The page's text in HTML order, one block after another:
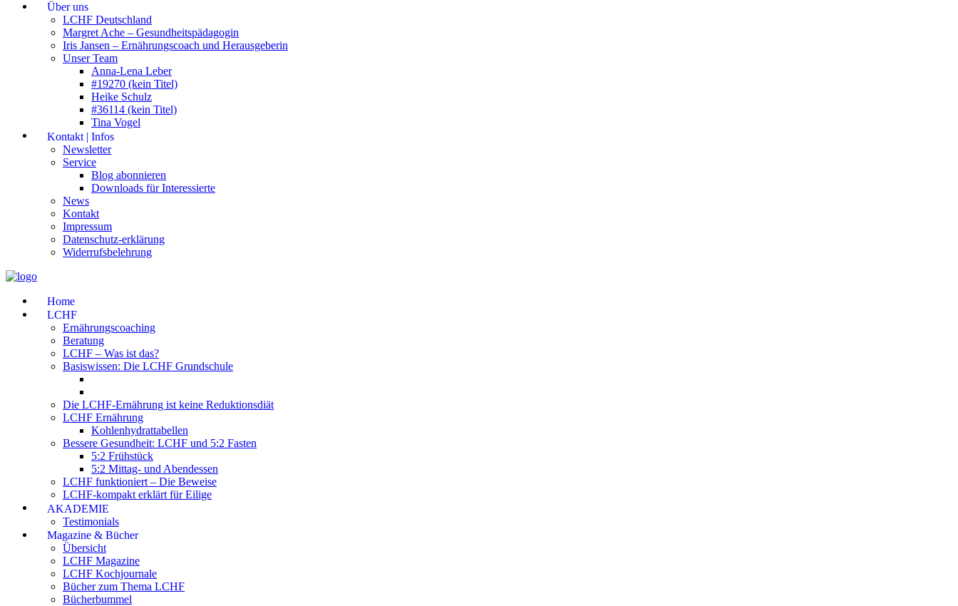
Über uns
LCHF Deutschland
Margret Ache – Gesundheitspädagogin
Iris Jansen – Ernährungscoach und Herausgeberin
Unser Team
Anna-Lena Leber
#19270 (kein Titel)
Heike Schulz
#36114 (kein Titel)
Tina Vogel
Kontakt | Infos
Newsletter
Service
Blog abonnieren
Downloads für Interessierte
News
Kontakt
Impressum
Datenschutz-erklärung
Widerrufsbelehrung
Home
LCHF
Ernährungscoaching
Beratung
LCHF – Was ist das?
Basiswissen: Die LCHF Grundschule
Die LCHF-Ernährung ist keine Reduktionsdiät
LCHF Ernährung
Kohlenhydrattabellen
Bessere Gesundheit: LCHF und 5:2 Fasten
5:2 Frühstück
5:2 Mittag- und Abendessen
LCHF funktioniert – Die Beweise
LCHF-kompakt erklärt für Eilige
AKADEMIE
Testimonials
Magazine & Bücher
Übersicht
LCHF Magazine
LCHF Kochjournale
Bücher zum Thema LCHF
Bücherbummel